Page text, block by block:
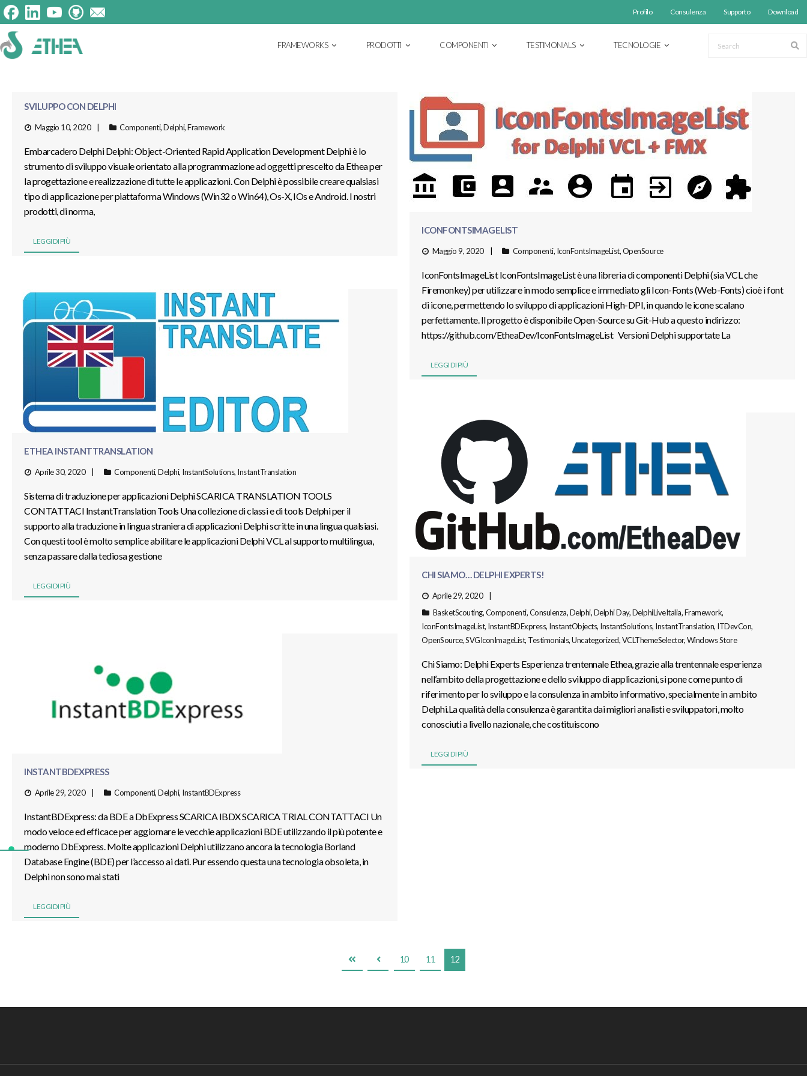
Profilo Consulenza Supporto Download
FRAMEWORKS PRODOTTI COMPONENTI TESTIMONIALS TECNOLOGIE
SVILUPPO CON DELPHI
Maggio 10, 2020 Componenti,Delphi,Framework
Embarcadero Delphi Delphi: Object-Oriented Rapid Application Development Delphi è lo
strumento di sviluppo visuale orientato alla programmazione ad oggetti prescelto da Ethea per
la progettazione e realizzazione di tutte le applicazioni. Con Delphi è possibile creare qualsiasi
tipo di applicazione per piattaforma Windows (Win32 o Win64), Os-X, IOs e Android. I nostri
prodotti, di norma,
LEGGI DI PIÙ
ICONFONTSIMAGELIST
Maggio 9, 2020 Componenti, IconFontsImageList,OpenSource
IconFontsImageList IconFontsImageList è una libreria di componenti Delphi (sia VCL che
Firemonkey) per utilizzare in modo semplice e immediato gli Icon-Fonts (Web-Fonts) cioè i font
di icone, permettendo lo sviluppo di applicazioni High-DPI, in quando le icone scalano
perfettamente. Il progetto è disponibile Open-Source su Git-Hub a questo indirizzo:
https://github.com/EtheaDev/IconFontsImageList Versioni Delphi supportate La
LEGGI DI PIÙ
ETHEA INSTANTTRANSLATION
Aprile 30, 2020 Componenti,Delphi, InstantSolutions, InstantTranslation
Sistema di traduzione per applicazioni Delphi SCARICA TRANSLATION TOOLS
CONTATTACI InstantTranslation Tools Una collezione di classi e di tools Delphi per il
supporto alla traduzione in lingua straniera di applicazioni Delphi scritte in una lingua qualsiasi.
Con questi tool è molto semplice abilitare le applicazioni Delphi VCL al supporto multilingua,
senza passare dalla tediosa gestione
LEGGI DI PIÙ
CHI SIAMO… DELPHI EXPERTS!
Aprile 29, 2020
BasketScouting,Componenti,Consulenza,Delphi,Delphi Day,DelphiLiveItalia,Framework,
IconFontsImageList, InstantBDExpress, InstantObjects, InstantSolutions, InstantTranslation, ITDevCon,
OpenSource,SVGIconImageList, Testimonials,Uncategorized,VCLThemeSelector,Windows Store
Chi Siamo: Delphi Experts Esperienza trentennale Ethea, grazie alla trentennale esperienza
nell’ambito della progettazione e dello sviluppo di applicazioni, si pone come punto di
riferimento per lo sviluppo e la consulenza in ambito informativo, specialmente in ambito
Delphi.La qualità della consulenza è garantita dai migliori analisti e sviluppatori, molto
conosciuti a livello nazionale, che costituiscono
LEGGI DI PIÙ
INSTANTBDEXPRESS
Aprile 29, 2020 Componenti,Delphi, InstantBDExpress
InstantBDExpress: da BDE a DbExpress SCARICA IBDX SCARICA TRIAL CONTATTACI Un
modo veloce ed efficace per aggiornare le vecchie applicazioni BDE utilizzando il più potente e
moderno DbExpress. Molte applicazioni Delphi utilizzano ancora la tecnologia Borland
Database Engine (BDE) per l’accesso ai dati. Pur essendo questa una tecnologia obsoleta, in
Delphi non sono mai stati
LEGGI DI PIÙ
10 11 12